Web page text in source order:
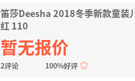
笛莎Deesha 2018冬季新款童装
红 110
暂无报价
2评论 100%好评